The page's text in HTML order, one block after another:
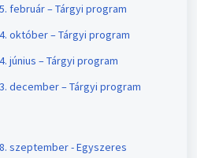
február – Tárgyi program
október – Tárgyi program
június – Tárgyi program
december – Tárgyi program
szeptember - Egyszeres